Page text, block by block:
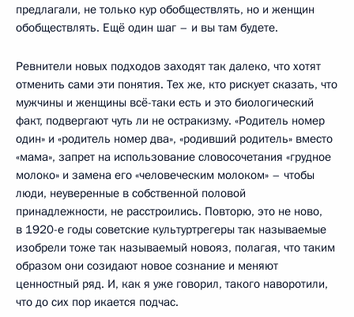
предлагали, не только кур обобществлять, но и женщин
обобществлять. Ещё один шаг – и вы там будете.
Ревнители новых подходов заходят так далеко, что хотят
отменить сами эти понятия. Тех же, кто рискует сказать, что
мужчины и женщины всё-таки есть и это биологический
факт, подвергают чуть ли не остракизму. «Родитель номер
один» и «родитель номер два», «родивший родитель» вместо
«мама», запрет на использование словосочетания «грудное
молоко» и замена его «человеческим молоком» – чтобы
люди, неуверенные в собственной половой
принадлежности, не расстроились. Повторю, это не ново,
в 1920-е годы советские культуртрегеры так называемые
изобрели тоже так называемый новояз, полагая, что таким
образом они созидают новое сознание и меняют
ценностный ряд. И, как я уже говорил, такого наворотили,
что до сих пор икается подчас.